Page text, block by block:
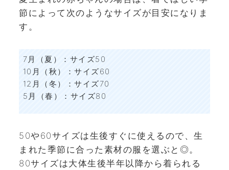
節によって次のようなサイズが目安になりま
す。
7月（夏）：サイズ50
10月（秋）：サイズ60
12月（冬）：サイズ70
5月（春）：サイズ80
50や60サイズは生後すぐに使えるので、生
まれた季節に合った素材の服を選ぶと◎。
80サイズは大体生後半年以降から着られる